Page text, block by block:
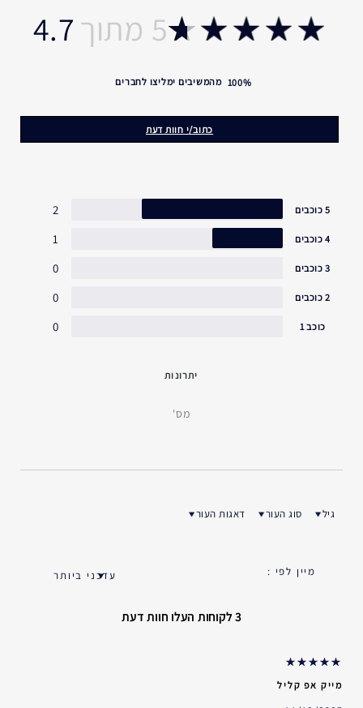
4.7
כתוב/י חוות דעת
100% מהמשיבים ימליצו לחברים
5 כוכבים 2
4 כוכבים 1
3 כוכבים 0
2 כוכבים 0
כוכב 1 0
יתרונות
מס'
גיל
סוג העור
דאגות העור
3 לקוחות העלו חוות דעת
מייק אפ קליל